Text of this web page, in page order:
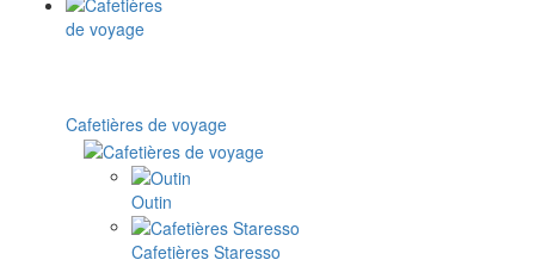
Cafetières de voyage
Outin
Cafetières Staresso